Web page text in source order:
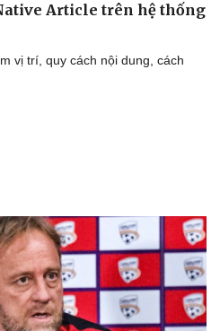
Article trên hệ thống
vị trí, quy cách nội dung, cách